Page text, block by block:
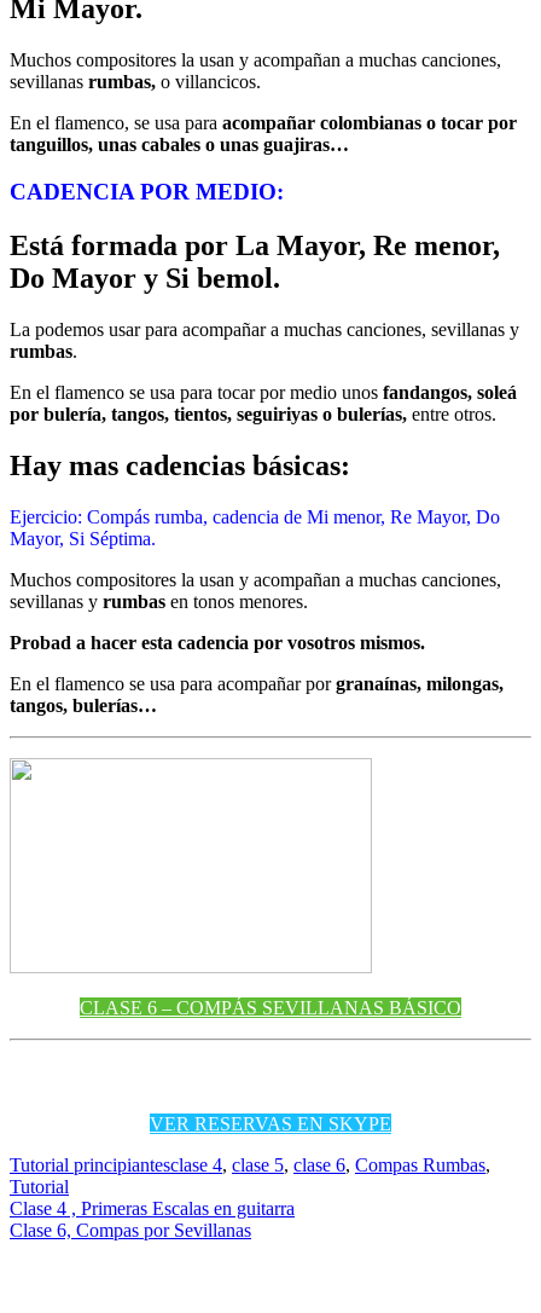
Mi Mayor.
Muchos compositores la usan y acompañan a muchas canciones,
sevillanas rumbas, o villancicos.
En el flamenco, se usa para acompañar colombianas o tocar por
tanguillos, unas cabales o unas guajiras…
CADENCIA POR MEDIO:
Está formada por La Mayor, Re menor,
Do Mayor y Si bemol.
La podemos usar para acompañar a muchas canciones, sevillanas y
rumbas.
En el flamenco se usa para tocar por medio unos fandangos, soleá
por bulería, tangos, tientos, seguiriyas o bulerías, entre otros.
Hay mas cadencias básicas:
Ejercicio: Compás rumba, cadencia de Mi menor, Re Mayor, Do
Mayor, Si Séptima.
Muchos compositores la usan y acompañan a muchas canciones,
sevillanas y rumbas en tonos menores.
Probad a hacer esta cadencia por vosotros mismos.
En el flamenco se usa para acompañar porgranaínas, milongas,
tangos, bulerías…
CLASE 6 – COMPÁS SEVILLANAS BÁSICO
VER RESERVAS EN SKYPE
Tutorial principiantesclase 4, clase 5, clase 6, Compas Rumbas,
Tutorial
Navegación
de
Clase 4 , Primeras Escalas en guitarra
Clase 6, Compas por Sevillanas